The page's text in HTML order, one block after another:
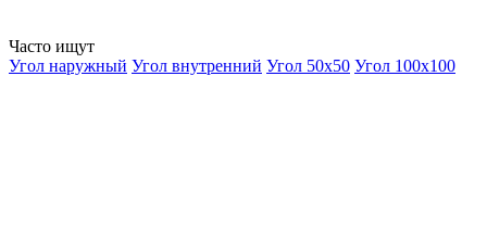
Часто ищут
Угол наружный Угол внутренний Угол 50х50 Угол 100х100